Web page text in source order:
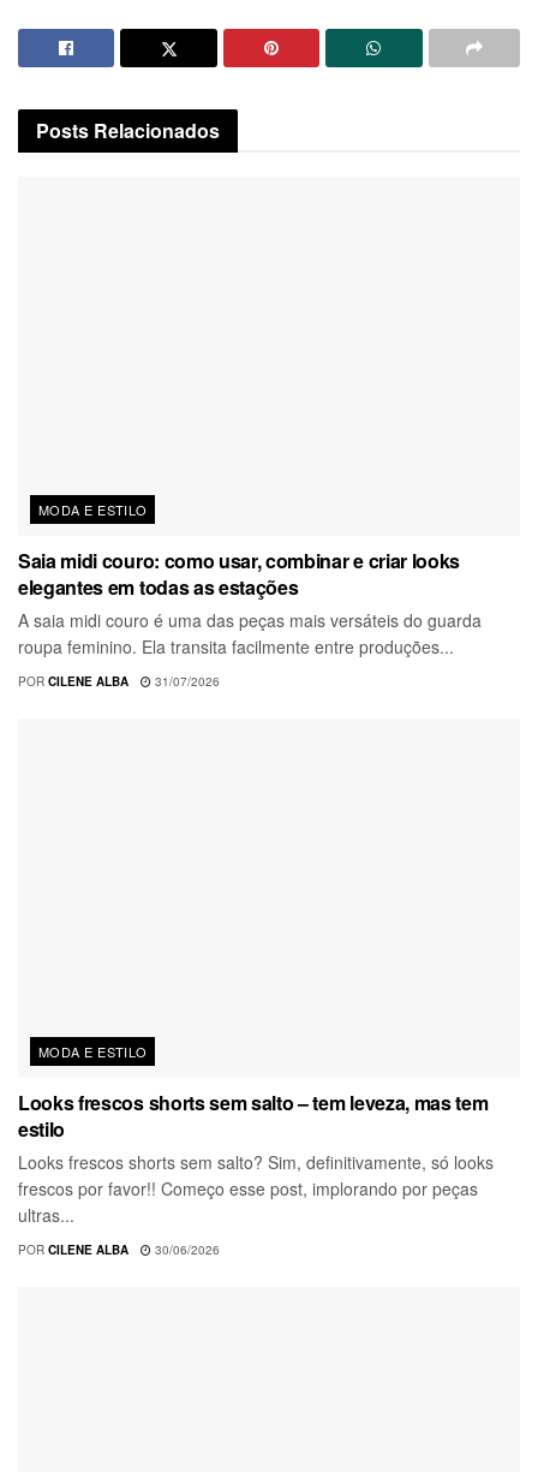
Posts Relacionados
MODA E ESTILO
Saia midi couro: como usar, combinar e criar looks
elegantes em todas as estações
A saia midi couro é uma das peças mais versáteis do guarda
roupa feminino. Ela transita facilmente entre produções...
POR CILENE ALBA 31/07/2026
MODA E ESTILO
Looks frescos shorts sem salto – tem leveza, mas tem
estilo
Looks frescos shorts sem salto? Sim, definitivamente, só looks
frescos por favor!! Começo esse post, implorando por peças
ultras...
POR CILENE ALBA 30/06/2026